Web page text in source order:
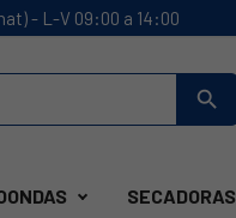
- L-V 09:00 a 14:00
search
SECADORAS